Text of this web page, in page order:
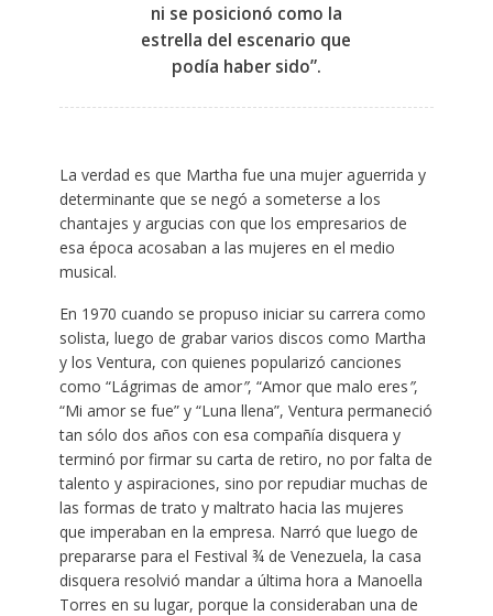
ni se posicionó como la
estrella del escenario que
podía haber sido”.
La verdad es que Martha fue una mujer aguerrida y
determinante que se negó a someterse a los
chantajes y argucias con que los empresarios de
esa época acosaban a las mujeres en el medio
musical.
En 1970 cuando se propuso iniciar su carrera como
solista, luego de grabar varios discos como Martha
y los Ventura, con quienes popularizó canciones
como “Lágrimas de amor”, “Amor que malo eres”,
“Mi amor se fue” y “Luna llena”, Ventura permaneció
tan sólo dos años con esa compañía disquera y
terminó por firmar su carta de retiro, no por falta de
talento y aspiraciones, sino por repudiar muchas de
las formas de trato y maltrato hacia las mujeres
que imperaban en la empresa. Narró que luego de
prepararse para el Festival ¾ de Venezuela, la casa
disquera resolvió mandar a última hora a Manoella
Torres en su lugar, porque la consideraban una de